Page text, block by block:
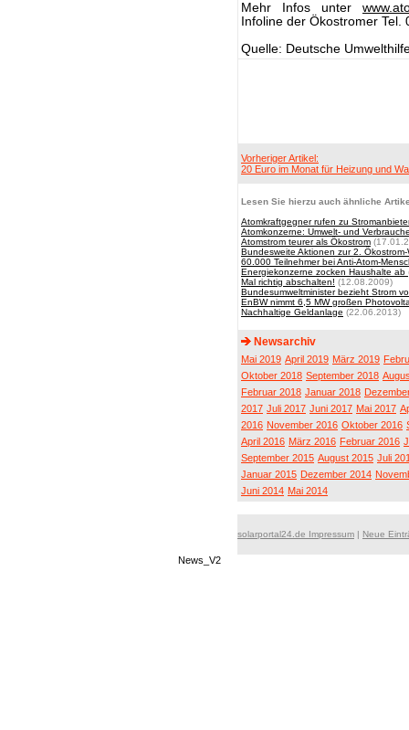
Mehr Infos unter
Infoline der Ökostromer Tel.
Quelle: Deutsche
Vorheriger Artikel:
20 Euro im Monat für Heizung und
Lesen Sie hierzu auch ähnliche
Atomkraftgegner rufen zu
Atomkonzerne: Umwelt- und
Atomstrom teurer als Ökostrom
Bundesweite Aktionen zur 2.
60.000 Teilnehmer bei Anti-Atom-
Energiekonzerne zocken Haushalte ab
Mal richtig abschalten! (12.08.2009)
Bundesumweltminister bezieht Strom
EnBW nimmt 6,5 MW großen
Nachhaltige Geldanlage (22.06.2013)
Newsarchiv
Mai 2019 April 2019 März 2019
Oktober 2018 September 2018
Februar 2018 Januar 2018
2017 Juli 2017 Juni 2017 Mai 2017
2016 November 2016 Oktober 2016
April 2016 März 2016 Februar 2016
September 2015 August 2015 Juli
Januar 2015 Dezember 2014
Juni 2014 Mai 2014
solarportal24.de Impressum | Neue
News_V2